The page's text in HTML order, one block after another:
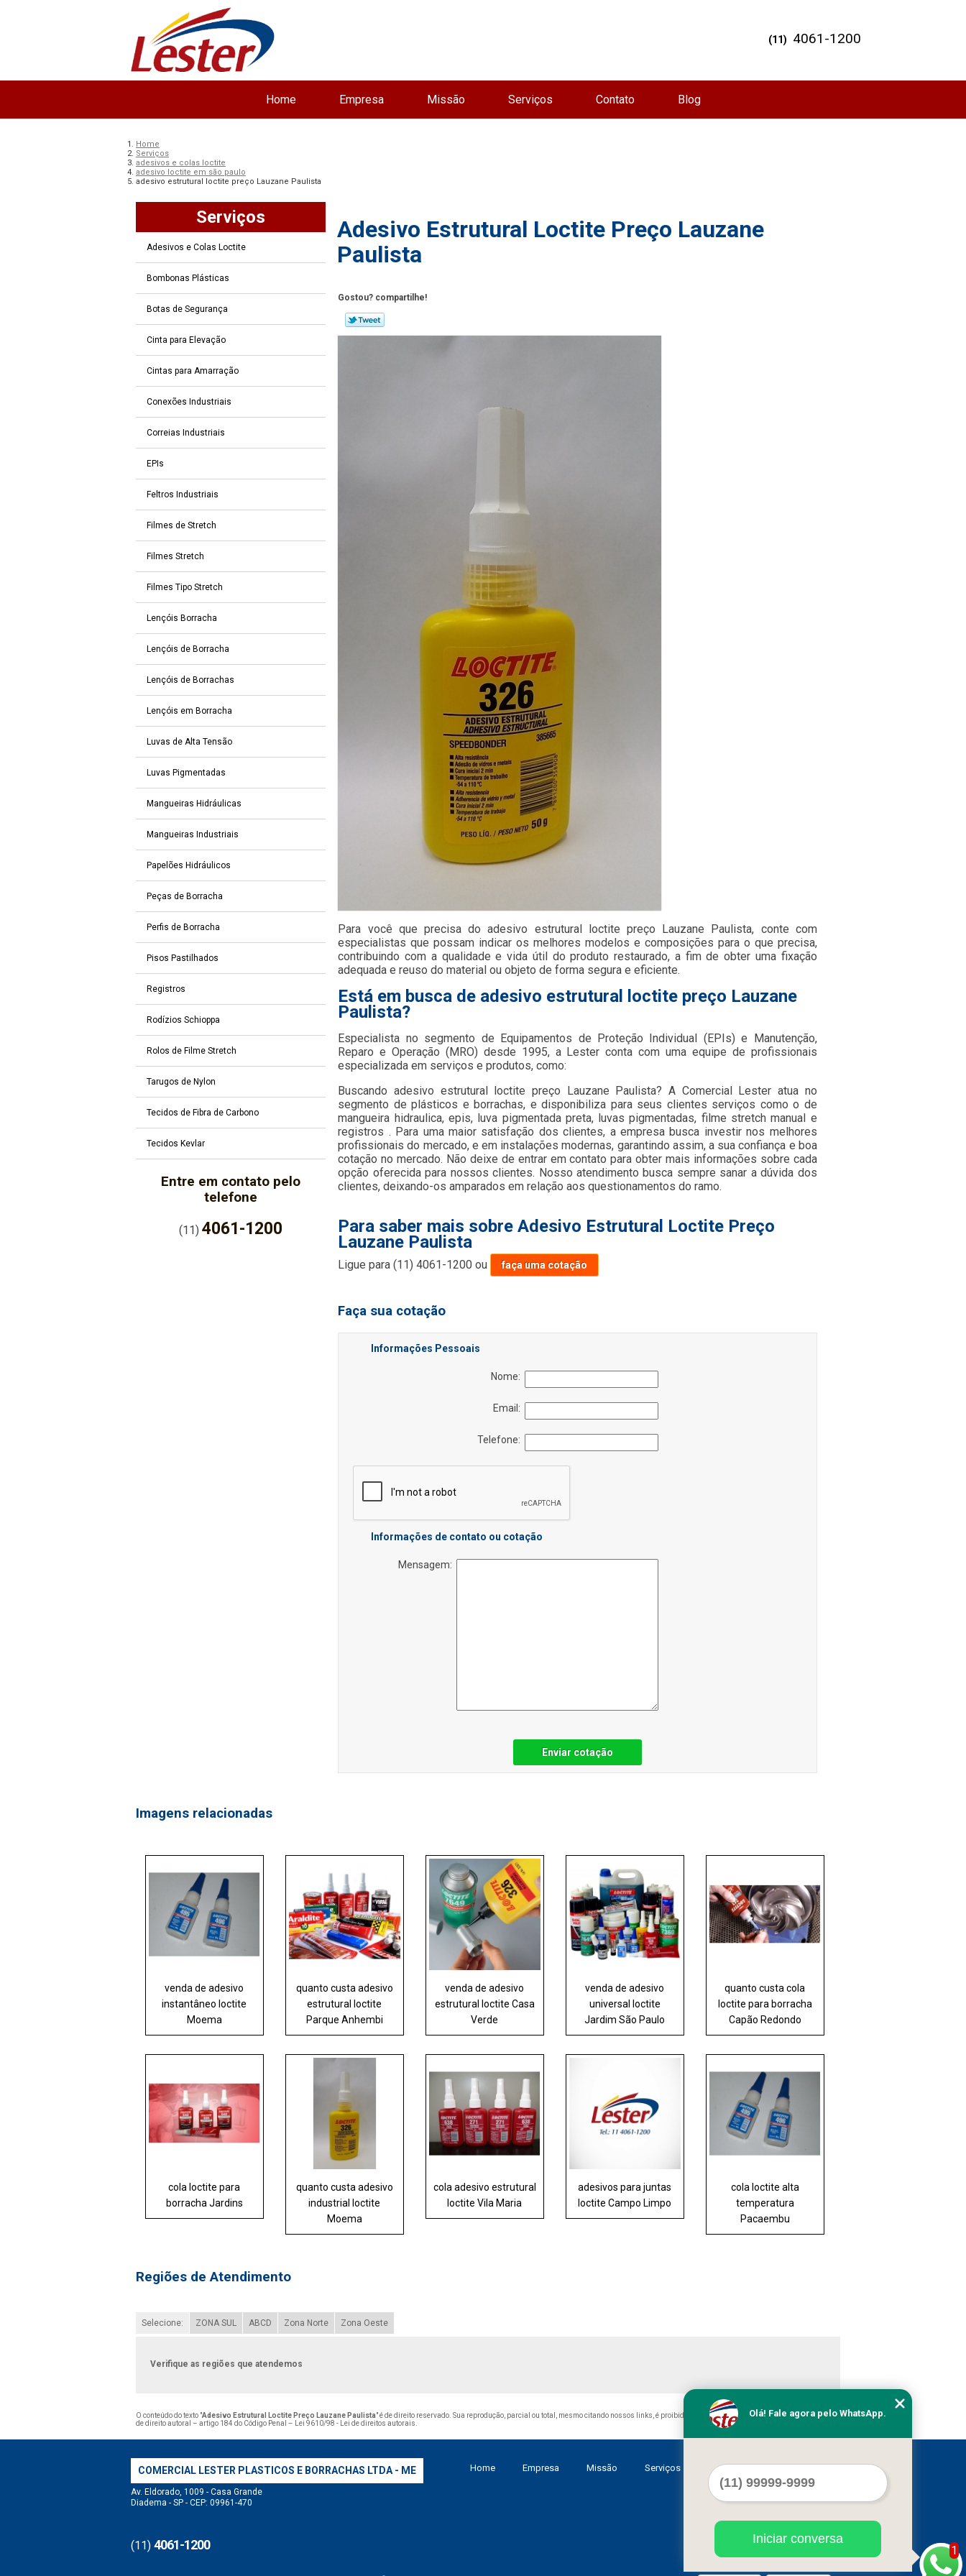
Home Empresa Missão Serviços Contato Blog
(11) 4061-1200
Home
Serviços
adesivos e colas loctite
adesivo loctite em são paulo
adesivo estrutural loctite preço Lauzane Paulista
Serviços
Adesivos e Colas Loctite
Bombonas Plásticas
Botas de Segurança
Cinta para Elevação
Cintas para Amarração
Conexões Industriais
Correias Industriais
EPIs
Feltros Industriais
Filmes de Stretch
Filmes Stretch
Filmes Tipo Stretch
Lençóis Borracha
Lençóis de Borracha
Lençóis de Borrachas
Lençóis em Borracha
Luvas de Alta Tensão
Luvas Pigmentadas
Mangueiras Hidráulicas
Mangueiras Industriais
Papelões Hidráulicos
Peças de Borracha
Perfis de Borracha
Pisos Pastilhados
Registros
Rodízios Schioppa
Rolos de Filme Stretch
Tarugos de Nylon
Tecidos de Fibra de Carbono
Tecidos Kevlar
Entre em contato pelo
telefone
(11)4061-1200
Adesivo Estrutural Loctite Preço Lauzane
Paulista
Gostou? compartilhe!
Para você que precisa do adesivo estrutural loctite preço Lauzane Paulista, conte com
especialistas que possam indicar os melhores modelos e composições para o que precisa,
contribuindo com a qualidade e vida útil do produto restaurado, a fim de obter uma fixação
adequada e reuso do material ou objeto de forma segura e eficiente.
Está em busca de adesivo estrutural loctite preço Lauzane
Paulista?
Especialista no segmento de Equipamentos de Proteção Individual (EPIs) e Manutenção,
Reparo e Operação (MRO) desde 1995, a Lester conta com uma equipe de profissionais
especializada em serviços e produtos, como:
Buscando adesivo estrutural loctite preço Lauzane Paulista? A Comercial Lester atua no
segmento de plásticos e borrachas, e disponibiliza para seus clientes serviços como o de
mangueira hidraulica, epis, luva pigmentada preta, luvas pigmentadas, filme stretch manual e
registros . Para uma maior satisfação dos clientes, a empresa busca investir nos melhores
profissionais do mercado, e em instalações modernas, garantindo assim, a sua confiança e boa
cotação no mercado. Não deixe de entrar em contato para obter mais informações sobre cada
opção oferecida para nossos clientes. Nosso atendimento busca sempre sanar a dúvida dos
clientes, deixando-os amparados em relação aos questionamentos do ramo.
Para saber mais sobre Adesivo Estrutural Loctite Preço
Lauzane Paulista
Ligue para(11) 4061-1200 ou faça uma cotação
Faça sua cotação
Informações Pessoais
Nome:
Email:
Telefone:
Informações de contato ou cotação
Mensagem:
Enviar cotação
Imagens relacionadas
venda de adesivo
instantâneo loctite
Moema
quanto custa adesivo
estrutural loctite
Parque Anhembi
venda de adesivo
estrutural loctite Casa
Verde
venda de adesivo
universal loctite
Jardim São Paulo
quanto custa cola
loctite para borracha
Capão Redondo
cola loctite para
borracha Jardins
quanto custa adesivo
industrial loctite
Moema
cola adesivo estrutural
loctite Vila Maria
adesivos para juntas
loctite Campo Limpo
cola loctite alta
temperatura
Pacaembu
Regiões de Atendimento
Selecione: ZONA SUL ABCD Zona Norte Zona Oeste
Verifique as regiões que atendemos
O conteúdo do texto "Adesivo Estrutural Loctite Preço Lauzane Paulista" é de direito reservado. Sua reprodução, parcial ou total, mesmo citando nossos links, é proibida sem a autorização do autor. Crime de violação
de direito autoral – artigo 184 do Código Penal –
Lei 9610/98 - Lei de direitos autorais
COMERCIAL LESTER PLASTICOS E BORRACHAS LTDA - ME
Av. Eldorado, 1009 - Casa Grande
Diadema - SP - CEP: 09961-470
(11) 4061-1200
Home Empresa Missão Serviços Contato Mapa do site
1
Olá! Fale agora pelo WhatsApp.
Iniciar conversa